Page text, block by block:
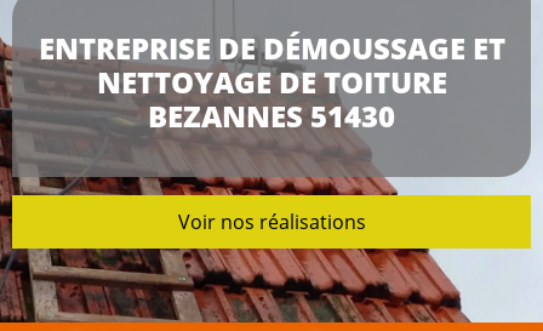
ENTREPRISE DE DÉMOUSSAGE ET
NETTOYAGE DE TOITURE
BEZANNES 51430
Voir nos réalisations